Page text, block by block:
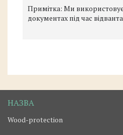
Примітка: Ми
документах під час
Wood-protection